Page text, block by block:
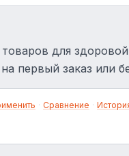
для
первый заказ или
· Сравнение ·